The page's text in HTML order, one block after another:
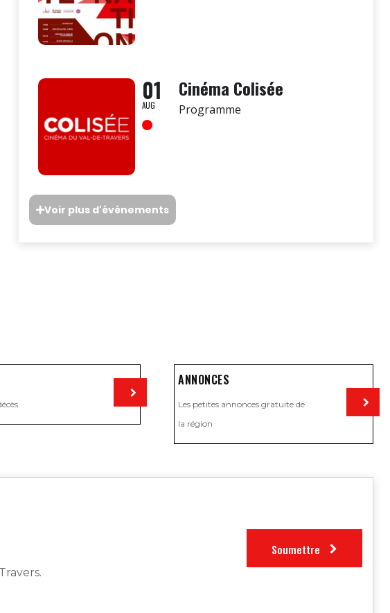
01
AUG
Cinéma Colisée
Programme
Voir plus d'événements
ANNONCES
Les petites annonces gratuite de
la région
Soumettre